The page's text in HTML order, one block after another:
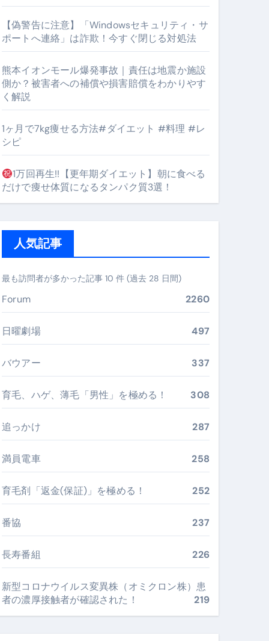
るのが独自ドメイン
衛システム」完全ガイド
イド
”実践大全
いま選ばれている新定番ドメイン
レ #美容 #健康 #雑学 #ナレーター #小林将大
#美容 #健康 #雑学 #ナレーター #小林将大
すめ・選び方・洗い方・Q&Aまで
たの寝室に最適解を出す快眠ガイド
足腰と体幹”を育てる選び方＆続け方ガイド
値で実現する究極の旅術
する新しいサプリ体験
全ガイドブック
目的別に失敗しない
【偽警告に注意】「Windowsセキュリティ・サ
ポートへ連絡」は詐欺！今すぐ閉じる対処法
熊本イオンモール爆発事故｜責任は地震か施設
側か？被害者への補償や損害賠償をわかりやす
く解説
1ヶ月で7kg痩せる方法#ダイエット #料理 #レ
シピ
1万回再生!!【更年期ダイエット】朝に食べる
だけで痩せ体質になるタンパク質3選！
人気記事
最も訪問者が多かった記事 10 件 (過去 28 日間)
Forum 2260
日曜劇場 497
バウアー 337
育毛、ハゲ、薄毛「男性」を極める！ 308
追っかけ 287
満員電車 258
育毛剤「返金(保証)」を極める！ 252
番協 237
長寿番組 226
新型コロナウイルス変異株（オミクロン株）患
者の濃厚接触者が確認された！
219